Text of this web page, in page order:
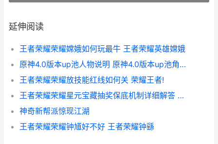
延伸阅读
王者荣耀荣耀嫦娥如何玩最牛 王者荣耀英雄嫦娥
原神4.0版本up池人物说明 原神4.0版本up池角色什么时候
王者荣耀荣耀放技能红线如何关 荣耀王者!
王者荣耀荣耀星元宝藏抽奖保底机制详细解答 王者,星耀
神奇新帮派惊现江湖
王者荣耀荣耀钟馗好不好 王者荣耀钟繇